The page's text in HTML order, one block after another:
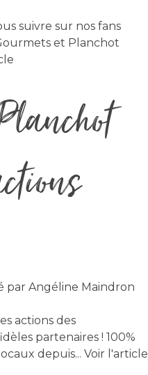
suivre sur nos fans
et Planchot
par Angéline Maindron
actions des
partenaires ! 100%
depuis... Voir l'article